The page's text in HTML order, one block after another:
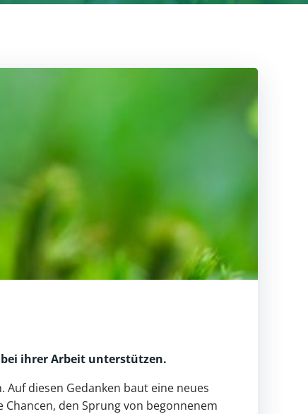
ihrer Arbeit unterstützen.
diesen Gedanken baut eine neues
den Sprung von begonnenem